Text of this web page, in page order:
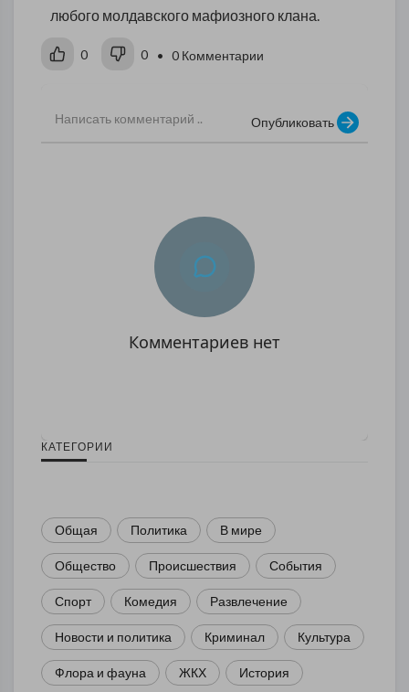
любого молдавского мафиозного клана.
0 0 • 0 Комментарии
Опубликовать
Комментариев нет
КАТЕГОРИИ
Общая Политика В мире
Общество Происшествия События
Спорт Комедия Развлечение
Новости и политика Криминал Культура
Флора и фауна ЖКХ История